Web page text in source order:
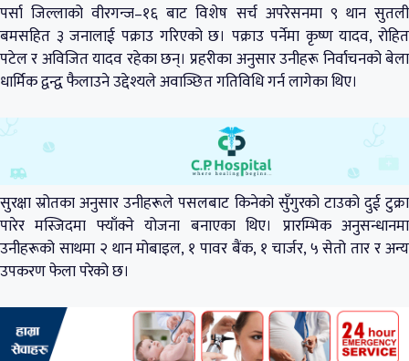
पर्सा जिल्लाको वीरगन्ज–१६ बाट विशेष सर्च अपरेसनमा ९ थान सुतली
बमसहित ३ जनालाई पक्राउ गरिएको छ। पक्राउ पर्नेमा कृष्ण यादव, रोहित
पटेल र अविजित यादव रहेका छन्। प्रहरीका अनुसार उनीहरू निर्वाचनको बेला
धार्मिक द्वन्द्व फैलाउने उद्देश्यले अवाञ्छित गतिविधि गर्न लागेका थिए।
सुरक्षा स्रोतका अनुसार उनीहरूले पसलबाट किनेको सुँगुरको टाउको दुई टुक्रा
पारेर मस्जिदमा फ्याँक्ने योजना बनाएका थिए। प्रारम्भिक अनुसन्धानमा
उनीहरूको साथमा २ थान मोबाइल, १ पावर बैंक, १ चार्जर, ५ सेतो तार र अन्य
उपकरण फेला परेको छ।